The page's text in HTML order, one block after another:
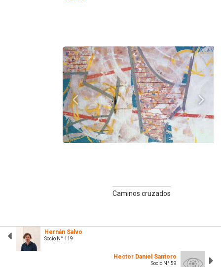
Caminos cruzados
Hernán Salvo
Socio N° 119
Hector Daniel Santoro
Socio N° 59